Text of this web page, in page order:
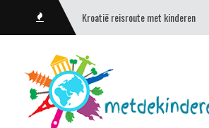
Kroatië reisroute met kinderen